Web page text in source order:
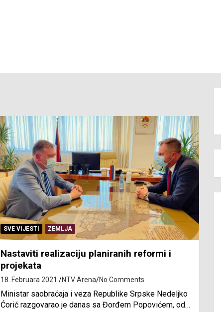
SVE VIJESTI ZEMLJA
Nastaviti realizaciju planiranih reformi i
projekata
18. Februara 2021. NTV Arena No Comments
Ministar saobraćaja i veza Republike Srpske Nedeljko
Ćorić razgovarao je danas sa Đorđem Popovićem, od…